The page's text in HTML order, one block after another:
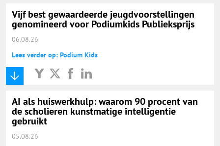
Vijf best gewaardeerde jeugdvoorstellingen
genomineerd voor Podiumkids Publieksprijs
06.08.26
Lees verder op: Podium Kids
AI als huiswerkhulp: waarom 90 procent van
de scholieren kunstmatige intelligentie
gebruikt
05.08.26